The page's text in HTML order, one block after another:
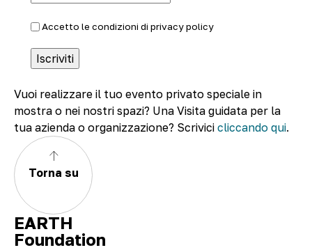
Accetto le condizioni di privacy policy
Vuoi realizzare il tuo evento privato speciale in
mostra o nei nostri spazi? Una Visita guidata per la
tua azienda o organizzazione? Scrivici cliccando qui.
Torna su
EARTH
Foundation